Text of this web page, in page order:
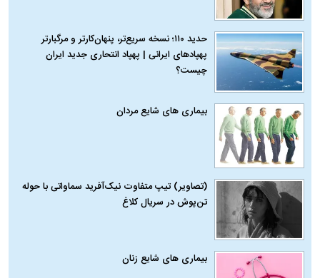
حدید ۱۱۰؛ نسخه سریع‌تر، پنهان‌کارتر و مرگبارتر
پهپادهای ایرانی | پهپاد انتحاری جدید ایران
چیست؟
بیماری‌ های شایع مردان
(تصاویر) تیپ متفاوت نیک‌آفرید سماواتی با حوله
تن‌پوش در سریال کلاغ
بیماری‌ های شایع زنان